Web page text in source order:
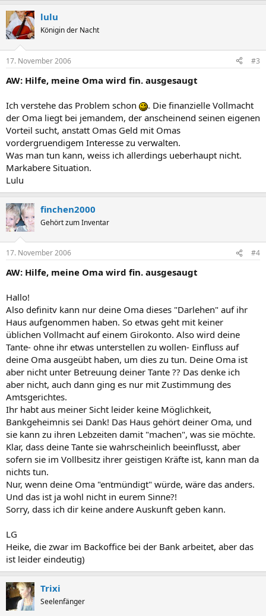
lulu
Königin der Nacht
17. November 2006 #3
AW: Hilfe, meine Oma wird fin. ausgesaugt
Ich verstehe das Problem schon
. Die finanzielle Vollmacht
der Oma liegt bei jemandem, der anscheinend seinen eigenen
Vorteil sucht, anstatt Omas Geld mit Omas
vordergruendigem Interesse zu verwalten.
Was man tun kann, weiss ich allerdings ueberhaupt nicht.
Markabere Situation.
Lulu
finchen2000
Gehört zum Inventar
17. November 2006 #4
AW: Hilfe, meine Oma wird fin. ausgesaugt
Hallo!
Also definitv kann nur deine Oma dieses "Darlehen" auf ihr
Haus aufgenommen haben. So etwas geht mit keiner
üblichen Vollmacht auf einem Girokonto. Also wird deine
Tante- ohne ihr etwas unterstellen zu wollen- Einfluss auf
deine Oma ausgeübt haben, um dies zu tun. Deine Oma ist
aber nicht unter Betreuung deiner Tante ?? Das denke ich
aber nicht, auch dann ging es nur mit Zustimmung des
Amtsgerichtes.
Ihr habt aus meiner Sicht leider keine Möglichkeit,
Bankgeheimnis sei Dank! Das Haus gehört deiner Oma, und
sie kann zu ihren Lebzeiten damit "machen", was sie möchte.
Klar, dass deine Tante sie wahrscheinlich beeinflusst, aber
sofern sie im Vollbesitz ihrer geistigen Kräfte ist, kann man da
nichts tun.
Nur, wenn deine Oma "entmündigt" würde, wäre das anders.
Und das ist ja wohl nicht in eurem Sinne?!
Sorry, dass ich dir keine andere Auskunft geben kann.
LG
Heike, die zwar im Backoffice bei der Bank arbeitet, aber das
ist leider eindeutig)
Trixi
Seelenfänger